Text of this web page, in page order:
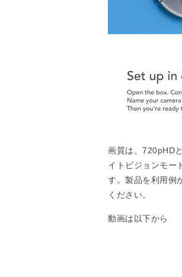
画質は、720pHD
イトビジョンモー
す。製品を利用例
ください。
動画は以下から